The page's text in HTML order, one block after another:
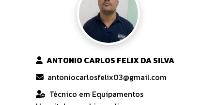
ANTONIO CARLOS FELIX DA SILVA
antoniocarlosfelix03@gmail.com
Técnico em Equipamentos